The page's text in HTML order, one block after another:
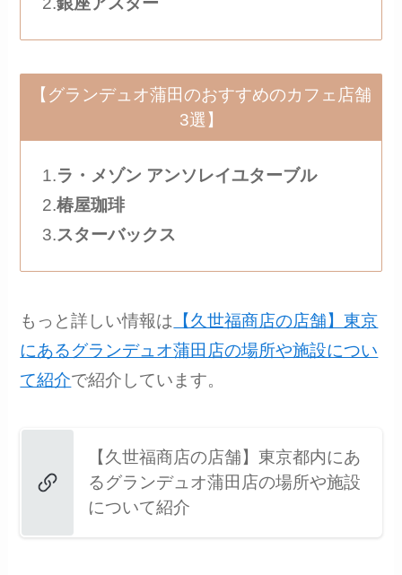
【グランデュオ蒲田のおすすめのカフェ店舗
3選】
1.ラ・メゾン アンソレイユターブル
2.椿屋珈琲
3.スターバックス
もっと詳しい情報は
【久世福商店の店舗】東京
にあるグランデュオ蒲田店の場所や施設につい
て紹介で紹介しています。
【久世福商店の店舗】東京都内にあ
るグランデュオ蒲田店の場所や施設
について紹介